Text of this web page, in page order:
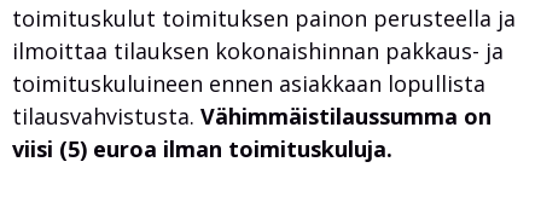
toimituskulut toimituksen painon perusteella ja
ilmoittaa tilauksen kokonaishinnan pakkaus- ja
toimituskuluineen ennen asiakkaan lopullista
tilausvahvistusta. Vähimmäistilaussumma on
viisi (5) euroa ilman toimituskuluja.